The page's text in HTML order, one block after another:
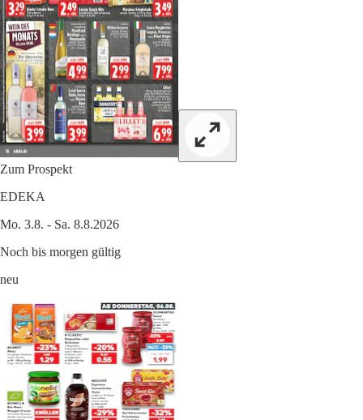
Zum Prospekt
EDEKA
Mo. 3.8. - Sa. 8.8.2026
Noch bis morgen gültig
neu